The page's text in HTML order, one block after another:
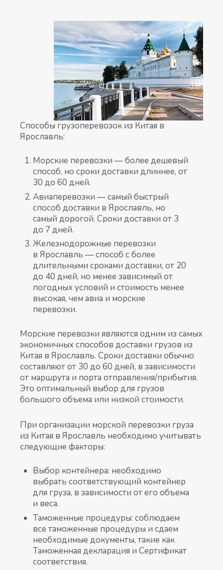
Способы грузоперевозок из Китая в
Ярославль:
Морские перевозки — более дешевый
способ, но сроки доставки длиннее, от
30 до 60 дней.
Авиаперевозки — самый быстрый
способ доставки в Ярославль, но
самый дорогой. Сроки доставки от 3
до 7 дней.
Железнодорожные перевозки
в Ярославль — способ с более
длительными сроками доставки, от 20
до 40 дней, но менее зависимый от
погодных условий и стоимость менее
высокая, чем авиа и морские
перевозки.
Морские перевозки являются одним из самых
экономичных способов доставки грузов из
Китая в Ярославль. Сроки доставки обычно
составляют от 30 до 60 дней, в зависимости
от маршрута и порта отправления/прибытия.
Это оптимальный выбор для грузов
большого объема или низкой стоимости.
При организации морской перевозки груза
из Китая в Ярославль необходимо учитывать
следующие факторы:
Выбор контейнера: необходимо
выбрать соответствующий контейнер
для груза, в зависимости от его объема
и веса.
Таможенные процедуры: соблюдаем
все таможенные процедуры и сдаем
необходимые документы, такие как
Таможенная декларация и Сертификат
соответствия.